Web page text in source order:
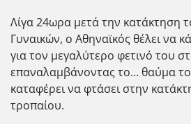
Λίγα 24ωρα μετά την κατάκτηση
Γυναικών, ο Αθηναϊκός θέλει να
για τον μεγαλύτερο φετινό του
επαναλαμβάνοντας το… θαύμα
καταφέρει να φτάσει στην
τροπαίου.